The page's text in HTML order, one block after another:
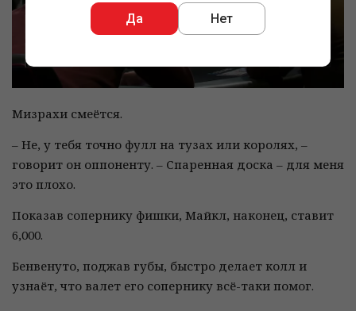
Да Нет
Мизрахи смеётся.
– Не, у тебя точно фулл на тузах или королях, –
говорит он оппоненту. – Спаренная доска – для меня
это плохо.
Показав сопернику фишки, Майкл, наконец, ставит
6,000.
Бенвенуто, поджав губы, быстро делает колл и
узнаёт, что валет его сопернику всё-таки помог.